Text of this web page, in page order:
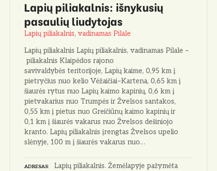
Lapių piliakalnis: išnykusių
pasaulių liudytojas
Lapių piliakalnis, vadinamas Pilale
Lapių piliakalnis Lapių piliakalnis, vadinamas Pilale –
piliakalnis Klaipėdos rajono
savivaldybės teritorijoje, Lapių kaime, 0,95 km į
pietryčius nuo kelio Vėžaičiai–Kartena, 0,65 km į
šiaurės rytus nuo Lapių kaimo kapinių, 0,6 km į
pietvakarius nuo Trumpės ir Žvelsos santakos,
0,55 km į pietus nuo Greičiūnų kaimo kapinių ir
0,1 km į šiaurės vakarus nuo Žvelsos dešiniojo
kranto. Lapių piliakalnis įrengtas Žvelsos upelio
slėnyje, 100 m į šiaurės vakarus nuo…
ADRESAS
Lapių piliakalnis. Žemėlapyje pažymėta